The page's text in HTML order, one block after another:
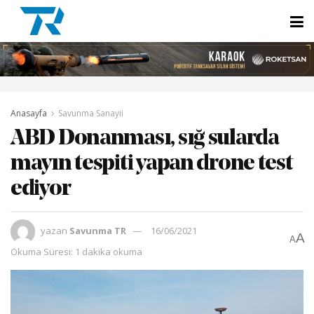
Anasayfa Savunma Sanayii
ABD Donanması, sığ sularda
mayın tespiti yapan drone test
ediyor
yazan Savunma TR
16/06/2021
Okuma Süresi: 1 dakika okuma
AA